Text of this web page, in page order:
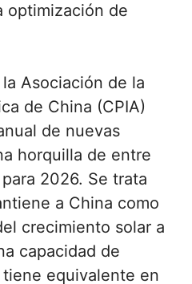
optimización de
Asociación de la
de China (CPIA)
de nuevas
horquilla de entre
2026. Se trata
a China como
crecimiento solar a
capacidad de
equivalente en